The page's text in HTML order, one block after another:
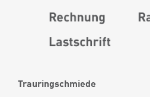
Trauringschmiede